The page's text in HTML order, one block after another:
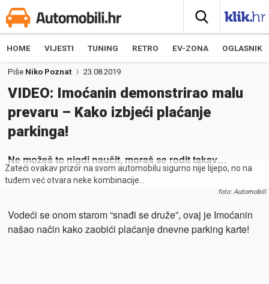
HOME VIJESTI TUNING RETRO EV-ZONA OGLASNIK
Piše Niko Poznat 23.08.2019
VIDEO: Imoćanin demonstrirao malu
prevaru – Kako izbjeći plaćanje
parkinga!
Ne možeš to nigdi naučit, moraš se rodit takav…
Zateći ovakav prizor na svom automobilu sigurno nije lijepo, no na
tuđem već otvara neke kombinacije…
foto: Automobili
Vodeći se onom starom “snađi se druže”, ovaj je Imoćanin
našao način kako zaobići plaćanje dnevne parking karte!